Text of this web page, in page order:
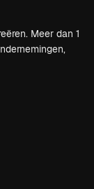
Meer dan 1